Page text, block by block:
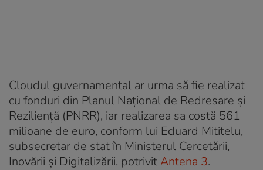
Cloudul guvernamental ar urma să fie realizat
cu fonduri din Planul Național de Redresare și
Reziliență (PNRR), iar realizarea sa costă 561
milioane de euro, conform lui Eduard Mititelu,
subsecretar de stat în Ministerul Cercetării,
Inovării și Digitalizării, potrivitAntena 3.